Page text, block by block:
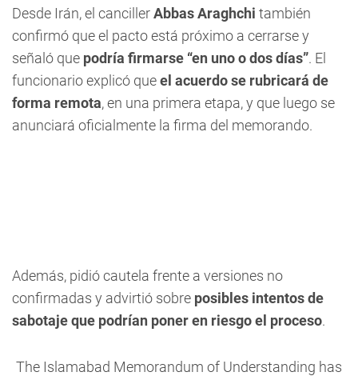
Desde Irán, el cancillerAbbas Araghchi también
confirmó que el pacto está próximo a cerrarse y
señaló que podría firmarse “en uno o dos días”. El
funcionario explicó queel acuerdo se rubricará de
forma remota, en una primera etapa, y que luego se
anunciará oficialmente la firma del memorando.
Además, pidió cautela frente a versiones no
confirmadas y advirtió sobre posibles intentos de
sabotaje que podrían poner en riesgo el proceso.
The Islamabad Memorandum of Understanding has